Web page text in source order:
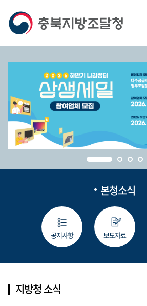
본청소식
공지사항 보도자료
지방청 소식